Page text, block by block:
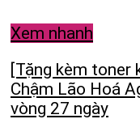
Xem nhanh
[Tặng kèm toner
Chậm Lão Hoá
vòng 27 ngày